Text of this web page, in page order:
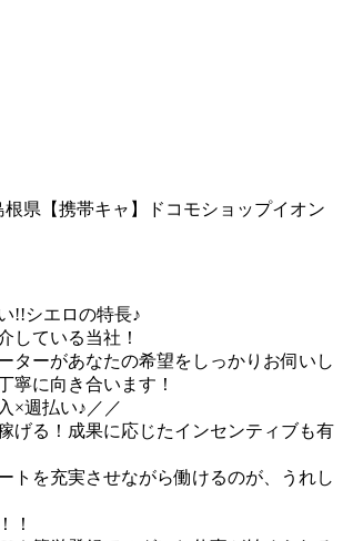
県【携帯キャ】ドコモショップイオン
!!シエロの特長♪
している当社！
ターがあなたの希望をしっかりお伺いし
寧に向き合います！
×週払い♪／／
げる！成果に応じたインセンティブも有
トを充実させながら働けるのが、うれし
！